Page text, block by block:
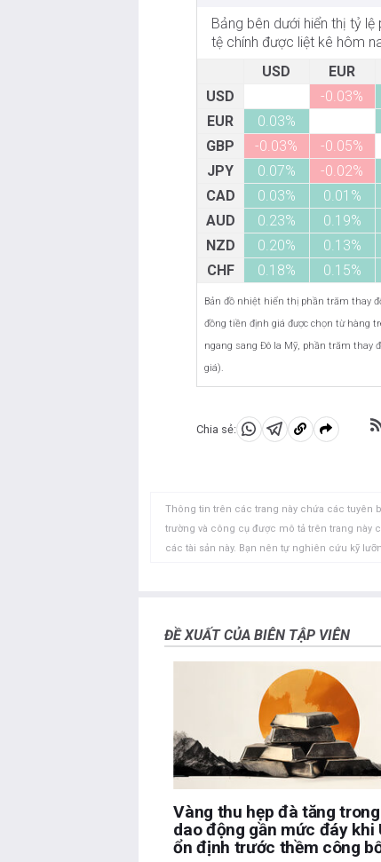
Bảng bên dưới hiển thị tỷ
tệ chính được liệt kê hôm
USD
EUR
USD
-0.03%
EUR
0.03%
GBP
-0.03% -0.05%
JPY
0.07% -0.02%
CAD
0.03% 0.01%
AUD
0.23% 0.19%
NZD
0.20% 0.13%
CHF
0.18% 0.15%
Bản đồ nhiệt hiển thị phần trăm thay
đồng tiền định giá được chọn từ hàng
ngang sang Đô la Mỹ, phần trăm thay
giá).
Chia sẻ:
Chia
WhatsApp
Chia
Telegram
Sao
khay
nhớ
tạm
Thông tin trên các trang này chứa các tuyên
trường và công cụ được mô tả trên trang này
các tài sản này. Bạn nên tự nghiên cứu kỹ
quan điểm và ý kiến thể hiện trong bài viết
của FXStreet cũng như các nhà quảng cáo
được đăng trên trang này.
Nếu không được đề cập rõ ràng trong nội
nào được đề cập trong bài viết này và
công cho việc viết bài này, ngoài từ FXStreet.
FXStreet và tác giả không cung cấp các đề
của thông tin này. FXStreet và tác giả sẽ
hại nào phát sinh từ thông tin này và việc
Tác giả và FXStreet không phải là các cố
ĐỀ XUẤT CỦA BIÊN TẬP VIÊN
Vàng thu hẹp đà tăng
dao động gần mức đáy khi
ổn định trước thềm công